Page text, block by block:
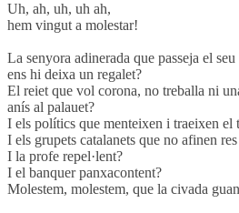
Uh, ah, uh, uh ah,
hem vingut a molestar!
La senyora adinerada que passeja el
ens hi deixa un regalet?
El reiet que vol corona, no treballa ni
anís al palauet?
I els polítics que menteixen i traeixen el
I els grupets catalanets que no afinen res
I la profe repel·lent?
I el banquer panxacontent?
Molestem, molestem, que la civada